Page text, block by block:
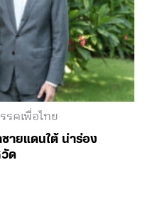
รคเพื่อไทย
ายแดนใต้ นำร่อง
วัด